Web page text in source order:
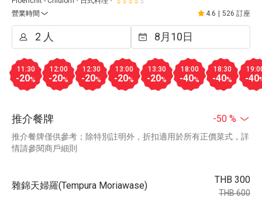
營業時間
4.6 526 訂座
11:30
-20%
12:00
-20%
12:30
-20%
13:00
-20%
13:30
-20%
18:00
-40%
18:30
-40% -40
推介餐牌 -50 %
推介餐牌僅供參考；除特別註明外，折扣適用於所有正價菜式，詳
情請參閱商戶細則
雜錦天婦羅(Tempura Moriawase)
THB 300
THB 600